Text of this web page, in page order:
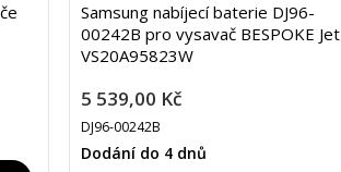
Samsung nabíjecí baterie DJ96-
00242B pro vysavač BESPOKE Jet
VS20A95823W
5 539,00 Kč
DJ96-00242B
Dodání do 4 dnů